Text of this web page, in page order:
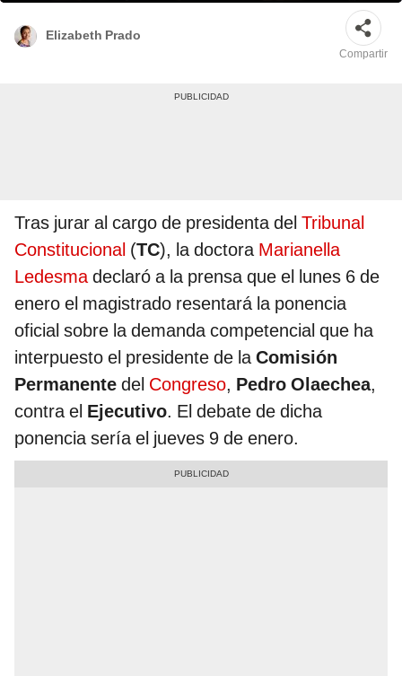
Elizabeth Prado
Compartir
Tras jurar al cargo de presidenta del Tribunal
Constitucional (TC), la doctora Marianella
Ledesmadeclaró a la prensa que el lunes 6 de
enero el magistrado resentará la ponencia
oficial sobre la demanda competencial que ha
interpuesto el presidente de laComisión
Permanente del Congreso, Pedro Olaechea,
contra el Ejecutivo. El debate de dicha
ponencia sería el jueves 9 de enero.